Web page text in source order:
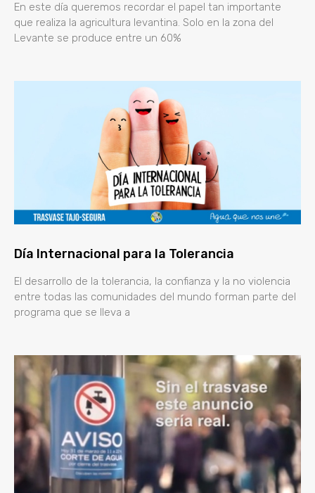
En este día queremos recordar el papel tan importante
que realiza la agricultura levantina. Solo en la zona del
Levante se produce entre un 60%
Día Internacional para la Tolerancia
El desarrollo de la tolerancia, la confianza y la no violencia
entre todas las comunidades del mundo forman parte del
programa que se lleva a